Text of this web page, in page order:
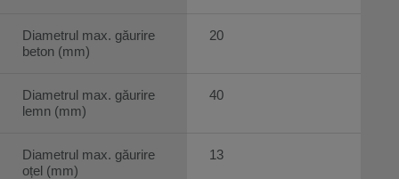
Diametrul max. găurire
beton (mm)
Diametrul max. găurire
lemn (mm)
Diametrul max. găurire
oțel (mm)
20
40
13